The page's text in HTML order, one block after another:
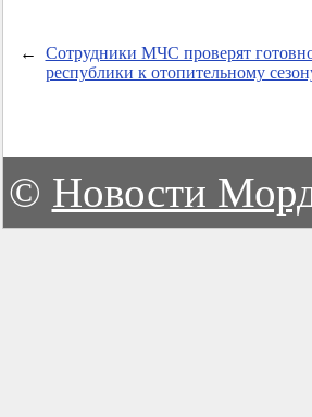
←
Сотрудники МЧС проверят
республики к отопительному
© Новости